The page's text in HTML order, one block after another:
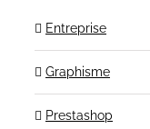
Entreprise
Graphisme
Prestashop